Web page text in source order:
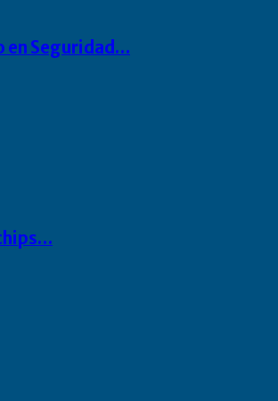
en Seguridad…